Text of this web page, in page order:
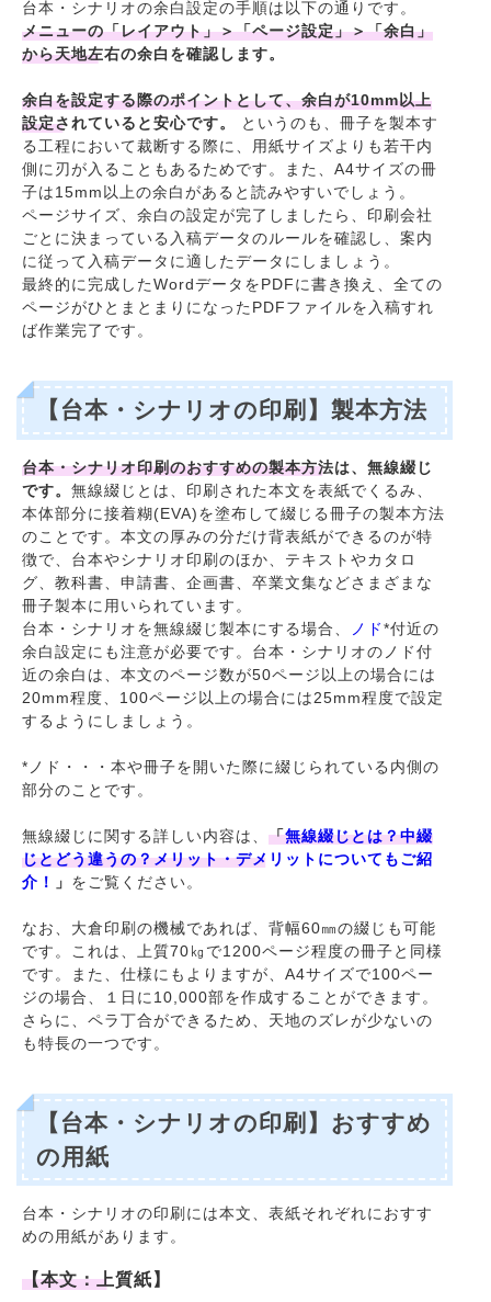
台本・シナリオの余白設定の手順は以下の通りです。
メニューの「レイアウト」＞「ページ設定」＞「余白」
から天地左右の余白を確認します。
余白を設定する際のポイントとして、余白が10mm以上
設定されていると安心です。
というのも、冊子を製本す
る工程において裁断する際に、用紙サイズよりも若干内
側に刃が入ることもあるためです。また、A4サイズの冊
子は15mm以上の余白があると読みやすいでしょう。
ページサイズ、余白の設定が完了しましたら、印刷会社
ごとに決まっている入稿データのルールを確認し、案内
に従って入稿データに適したデータにしましょう。
最終的に完成したWordデータをPDFに書き換え、全ての
ページがひとまとまりになったPDFファイルを入稿すれ
ば作業完了です。
【台本・シナリオの印刷】製本方法
台本・シナリオ印刷のおすすめの製本方法は、無線綴じ
です。 無線綴じとは、印刷された本文を表紙でくるみ、
本体部分に接着糊(EVA)を塗布して綴じる冊子の製本方法
のことです。本文の厚みの分だけ背表紙ができるのが特
徴で、台本やシナリオ印刷のほか、テキストやカタロ
グ、教科書、申請書、企画書、卒業文集などさまざまな
冊子製本に用いられています。
台本・シナリオを無線綴じ製本にする場合、
ノド*付近の
余白設定にも注意が必要です。台本・シナリオのノド付
近の余白は、本文のページ数が50ページ以上の場合には
20mm程度、100ページ以上の場合には25mm程度で設定
するようにしましょう。
*ノド・・・本や冊子を開いた際に綴じられている内側の
部分のことです。
無線綴じに関する詳しい内容は、 「無線綴じとは？中綴
じとどう違うの？メリット・デメリットについてもご紹
介！
」 をご覧ください。
なお、大倉印刷の機械であれば、背幅60㎜の綴じも可能
です。これは、上質70㎏で1200ページ程度の冊子と同様
です。また、仕様にもよりますが、A4サイズで100ペー
ジの場合、１日に10,000部を作成することができます。
さらに、ペラ丁合ができるため、天地のズレが少ないの
も特長の一つです。
【台本・シナリオの印刷】おすすめ
の用紙
台本・シナリオの印刷には本文、表紙それぞれにおすす
めの用紙があります。
【本文：上質紙】